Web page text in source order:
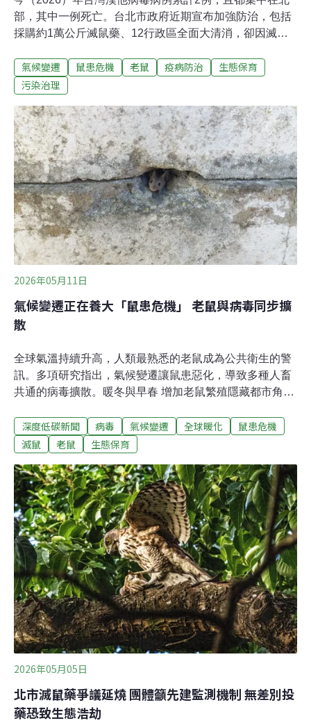
部，其中一例死亡。台北市政府近期宣布加強防治，包括
採購約1萬公斤滅鼠藥、12行政區全面大清消，卻因滅鼠
方說法，與公衛專家觀點，以Q&A方式回答常見的鼠害及
鼠藥問題。Q1.最近老鼠真的變多了嗎？台北市今年初發
影音平台發布鼠蹤畫面，北市府也啟動鼠類防治精進計
畫。儘管民眾、民代與民間團體反應「見鼠率」提高，但
實際上老鼠族群數量到底有沒有增加？目前台灣並沒有普
遍性的老鼠數量監測系統，難以證明全台鼠類族群是否有
增加。台大公共衛生學院特聘教授詹長權表示，因為沒有
全國一致性的監測機制，大眾的討論都是建立在民眾體感
的「見鼠率」來判斷，但透過民眾回報的方式非常被動，
也很容易低估整體族群數量。詹長權強調，希望可以參考
國外城市例如紐約的經驗，利用遙測設備與AI
氣候變遷 鼠患危機 老鼠 疫病防治
生態保育
污染治理
2026年05月11日
氣候變遷正在養大「鼠患危機」 老鼠與病毒同步擴
散
全球氣溫持續升高，人類最熟悉的老鼠成為公共衛生的警
訊。多項研究指出，氣候變遷讓鼠患惡化，導致多種人畜
共通的病毒擴散。暖冬與早春 增加老鼠繁殖隱藏都市角落
的老鼠通報資料來判斷老鼠數量的變化，結果發現，11座
城市的老鼠投訴都明顯增加。前四大分別是美國華盛頓特
特丹最明顯。這份研究於2025年刊登於科學期刊
《Science Advances》。
深度低碳新聞 病毒 氣候變遷 全球暖化
鼠患危機
滅鼠
老鼠 生態保育
2026年05月05日
北市滅鼠藥爭議延燒 團體籲先建監測機制 無差別投
藥恐致生態浩劫